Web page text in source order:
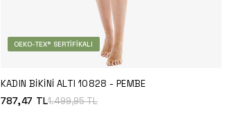
OEKO-TEX® SERTIFIKALI
KADIN BIKINI ALTI 10828 - PEMBE
787,47 TL1.499,95TL